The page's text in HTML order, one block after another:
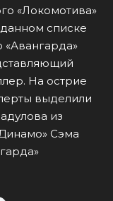
«Локомотива»
списке
На острие
выделили
из
Сэма